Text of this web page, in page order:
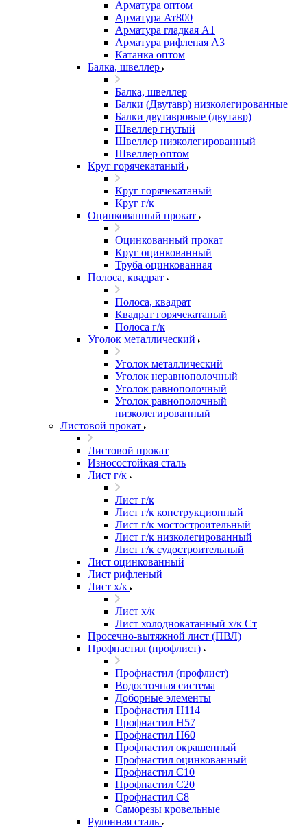
Арматура оптом
Арматура Ат800
Арматура гладкая А1
Арматура рифленая А3
Катанка оптом
Балка, швеллер
Балка, швеллер
Балки (Двутавр) низколегированные
Балки двутавровые (двутавр)
Швеллер гнутый
Швеллер низколегированный
Швеллер оптом
Круг горячекатаный
Круг горячекатаный
Круг г/к
Оцинкованный прокат
Оцинкованный прокат
Круг оцинкованный
Труба оцинкованная
Полоса, квадрат
Полоса, квадрат
Квадрат горячекатаный
Полоса г/к
Уголок металлический
Уголок металлический
Уголок неравнополочный
Уголок равнополочный
Уголок равнополочный
низколегированный
Листовой прокат
Листовой прокат
Износостойкая сталь
Лист г/к
Лист г/к
Лист г/к конструкционный
Лист г/к мостостроительный
Лист г/к низколегированный
Лист г/к судостроительный
Лист оцинкованный
Лист рифленый
Лист х/к
Лист х/к
Лист холоднокатанный х/к Ст
Просечно-вытяжной лист (ПВЛ)
Профнастил (профлист)
Профнастил (профлист)
Водосточная система
Доборные элементы
Профнастил Н114
Профнастил Н57
Профнастил Н60
Профнастил окрашенный
Профнастил оцинкованный
Профнастил С10
Профнастил С20
Профнастил С8
Саморезы кровельные
Рулонная сталь